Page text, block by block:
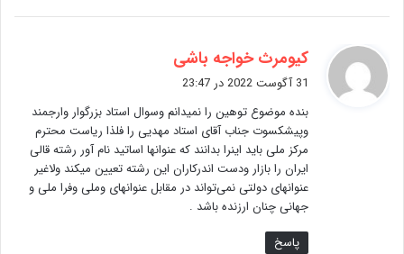
کیومرث خواجه باشی
:
31 آگوست 2022 در 23:47
بنده موضوع توهین را نمیدانم وسوال استاد بزرگوار وارجمند
وپیشکسوت جناب آقای استاد مهدیی را فلذا ریاست محترم
مرکز ملی باید اینرا بدانند که عنوانها اساتید نام آور رشته قالی
ایران را بازار ودست اندرکاران این رشته تعیین میکند ولاغیر
عنوانهای دولتی نمی‌تواند در مقابل عنوانهای وملی وفرا ملی و
جهانی چنان ارزنده باشد .
پاسخ